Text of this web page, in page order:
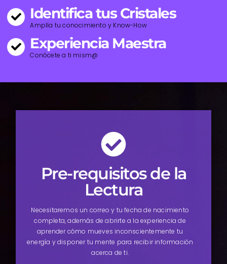
Identifica tus Cristales
Amplía tu conocimiento y Know-How
Experiencia Maestra
Conócete a ti mism@
Pre-requisitos de la
Lectura
Necesitaremos un correo y tu fecha de nacimiento
completa, además de abrirte a la experiencia de
aprender cómo mueves inconscientemente tu
energía y disponer tu mente para recibir información
acerca de ti.